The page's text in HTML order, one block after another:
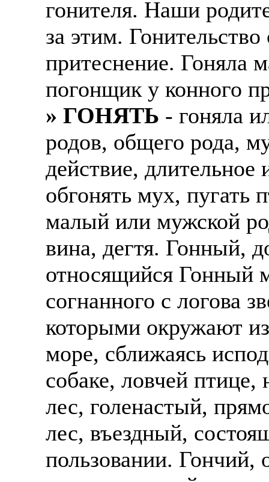
гонителя. Наши
за этим.
притеснение. Гоняла
погонщик у конного
» ГОНЯТЬ - гоняла
родов, общего рода,
действие, длительное
обгонять мух, пугать
малый или мужской
вина, дегтя. Гонный,
относящийся Гонный
согнанного с логова
которыми окружают
море, сближаясь
собаке, ловчей
лес, голенастый,
лес, въездный,
пользовании.